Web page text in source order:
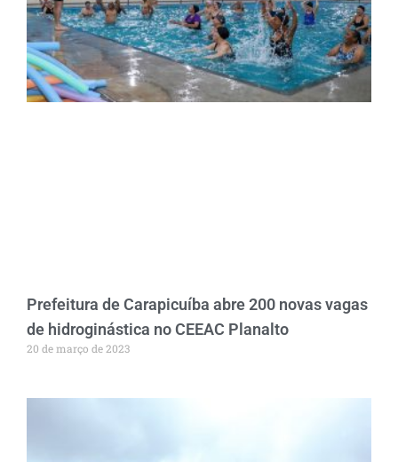
Prefeitura de Carapicuíba abre 200 novas vagas
de hidroginástica no CEEAC Planalto
20 de março de 2023